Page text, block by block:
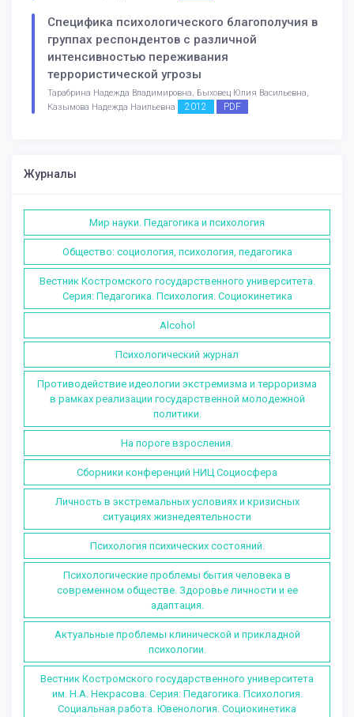
Специфика психологического благополучия в
группах респондентов с различной
интенсивностью переживания
террористической угрозы
Тарабрина Надежда Владимировна, Быховец Юлия Васильевна,
Казымова Надежда Наильевна
2012 PDF
Журналы
Мир науки. Педагогика и психология
Общество: социология, психология, педагогика
Вестник Костромского государственного университета.
Серия: Педагогика. Психология. Социокинетика
Alcohol
Психологический журнал
Противодействие идеологии экстремизма и терроризма
в рамках реализации государственной молодежной
политики.
На пороге взросления.
Сборники конференций НИЦ Социосфера
Личность в экстремальных условиях и кризисных
ситуациях жизнедеятельности
Психология психических состояний.
Психологические проблемы бытия человека в
современном обществе. Здоровье личности и ее
адаптация.
Актуальные проблемы клинической и прикладной
психологии.
Вестник Костромского государственного университета
им. Н.А. Некрасова. Серия: Педагогика. Психология.
Социальная работа. Ювенология. Социокинетика